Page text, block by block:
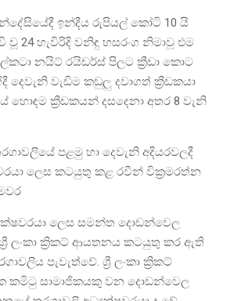
ඉන්දීය රුපියල් කෝටි 10 යි
වූ 24 හැවිරිදි වනිඳු හසරංග නිමාවූ එම
නයිට් රයිඩර්ස් පිලට ක්‍රීඩා කොට
දෙවැනි වැඩිම කඩුලු දවාගත් ක්‍රීඩකයා
හොඳම ක්‍රීඩකයන් දසදෙනා අතර 8 වැනි
පළමු හා දෙවැනි අදියරවලදී
ලෙස කටයුතු කළ රවීන් වික්‍රමරත්න
ලෙස සමන්ත දොඩන්වෙල
ලංකා ක්‍රිකට් ආයතනය කටයුතු කර ඇති
පැවැත්වේ. ශ්‍රී ලංකා ක්‍රිකට්
කමිටු සාමාජිකයකු වන දොඩන්වෙල